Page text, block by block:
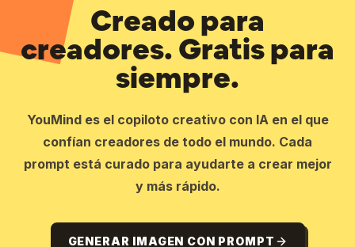
Creado para
creadores. Gratis para
siempre.
YouMind es el copiloto creativo con IA en el que
confían creadores de todo el mundo. Cada
prompt está curado para ayudarte a crear mejor
y más rápido.
GENERAR IMAGEN CON PROMPT